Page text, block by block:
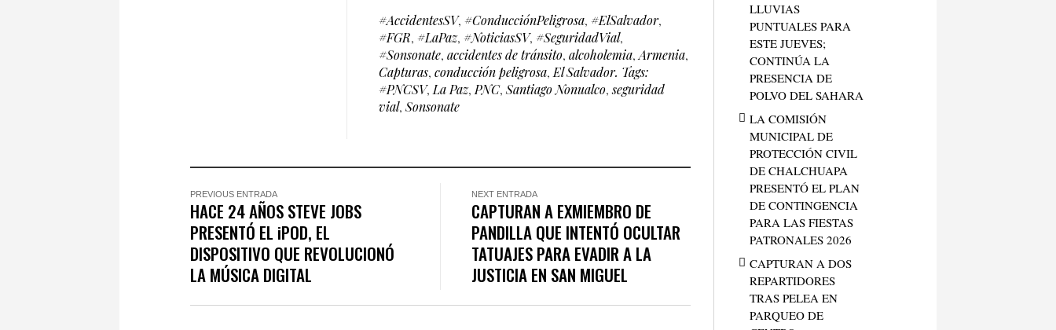
#AccidentesSV, #ConducciónPeligrosa, #ElSalvador,
#FGR, #LaPaz, #NoticiasSV, #SeguridadVial,
#Sonsonate, accidentes de tránsito, alcoholemia, Armenia,
Capturas, conducción peligrosa, El Salvador. Tags:
#PNCSV, La Paz, PNC, Santiago Nonualco,seguridad
vial, Sonsonate
PREVIOUS ENTRADA
HACE 24 AÑOS STEVE JOBS
PRESENTÓ EL iPOD, EL
DISPOSITIVO QUE REVOLUCIONÓ
LA MÚSICA DIGITAL
NEXT ENTRADA
CAPTURAN A EXMIEMBRO DE
PANDILLA QUE INTENTÓ OCULTAR
TATUAJES PARA EVADIR A LA
JUSTICIA EN SAN MIGUEL
LLUVIAS
PUNTUALES PARA
ESTE JUEVES;
CONTINÚA LA
PRESENCIA DE
POLVO DEL SAHARA
LA COMISIÓN
MUNICIPAL DE
PROTECCIÓN CIVIL
DE CHALCHUAPA
PRESENTÓ EL PLAN
DE CONTINGENCIA
PARA LAS FIESTAS
PATRONALES 2026
CAPTURAN A DOS
REPARTIDORES
TRAS PELEA EN
PARQUEO DE